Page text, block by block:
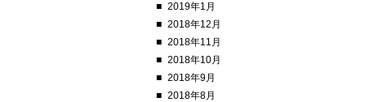
2019年1月
2018年12月
2018年11月
2018年10月
2018年9月
2018年8月